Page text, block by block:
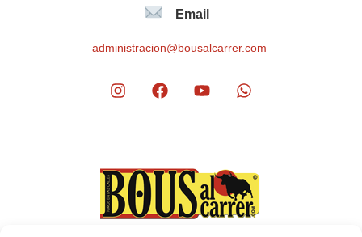
Email
administracion@bousalcarrer.com